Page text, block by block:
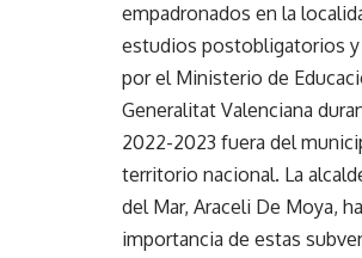
empadronados en la
estudios postobligatorios
por el Ministerio de
Generalitat Valenciana
2022-2023 fuera del
territorio nacional. La
del Mar, Araceli De Moya,
importancia de estas